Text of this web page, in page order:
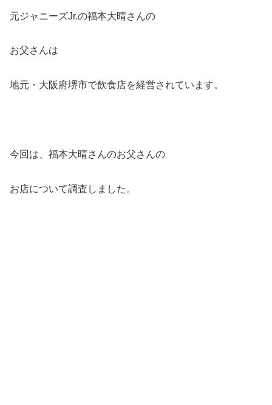
元ジャニーズJr.の福本大晴さんの
お父さんは
地元・大阪府堺市で飲食店を経営されています。
今回は、福本大晴さんのお父さんの
お店について調査しました。